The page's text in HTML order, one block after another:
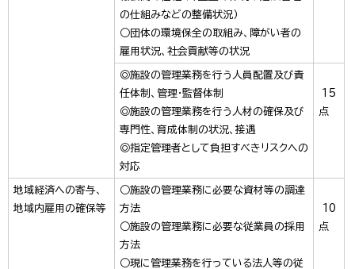
の仕組みなどの整備状況）
○団体の環境保全の取組み、障がい者の
雇用状況、社会貢献等の状況
◎施設の管理業務を行う人員配置及び責
任体制、管理・監督体制
◎施設の管理業務を行う人材の確保及び
専門性、育成体制の状況、接遇
◎指定管理者として負担すべきリスクへの
対応
15
点
地域経済への寄与、
地域内雇用の確保等
○施設の管理業務に必要な資材等の調達
方法
○施設の管理業務に必要な従業員の採用
方法
○現に管理業務を行っている法人等の従
10
点